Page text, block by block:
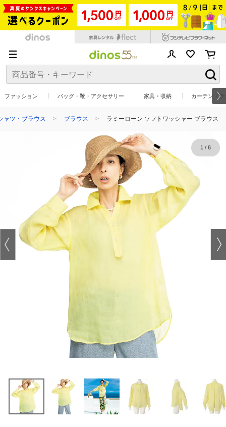
ファッション バッグ・靴・アクセサリー 家具・収納 カーテン・
ャツ・ブラウス ブラウス ラミーローン ソフトワッシャー ブラウス
1/ 6